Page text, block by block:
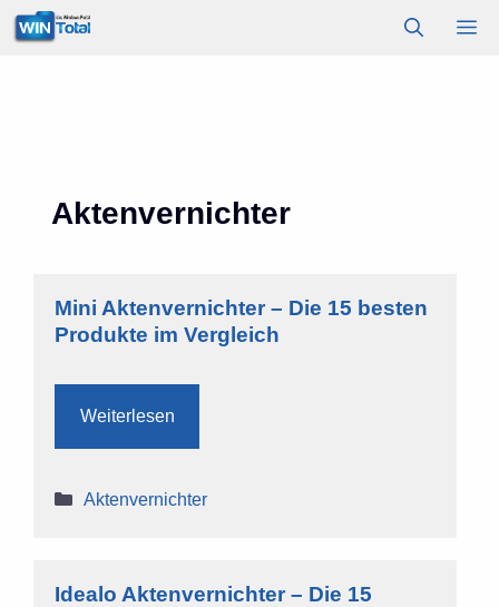
Zum
Inhalt
Aktenvernichter
Mini Aktenvernichter – Die 15 besten
Produkte im Vergleich
Weiterlesen
Kategorien
Aktenvernichter
Idealo Aktenvernichter – Die 15